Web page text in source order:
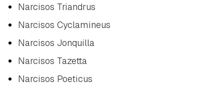
Narcisos Triandrus
Narcisos Cyclamineus
Narcisos Jonquilla
Narcisos Tazetta
Narcisos Poeticus